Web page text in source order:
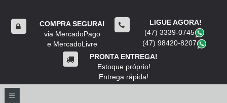
COMPRA SEGURA!
via MercadoPago
e MercadoLivre
LIGUE AGORA!
(47) 3339-0745
(47) 98420-8207
PRONTA ENTREGA!
Estoque próprio!
Entrega rápida!